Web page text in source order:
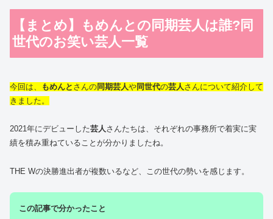
【まとめ】もめんとの同期芸人は誰?同
世代のお笑い芸人一覧
今回は、 もめんと さんの同期芸人や同世代の芸人 さんについて紹介して
きました。
2021年にデビューした芸人さんたちは、それぞれの事務所で着実に実
績を積み重ねていることが分かりましたね。
THE Wの決勝進出者が複数いるなど、この世代の勢いを感じます。
この記事で分かったこと